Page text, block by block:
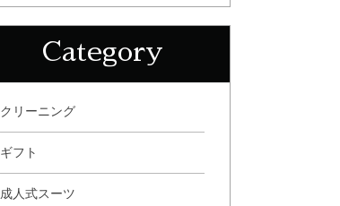
Category
クリーニング
ギフト
成人式スーツ